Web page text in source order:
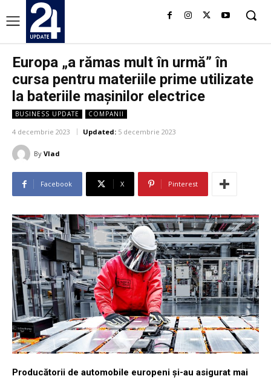
Europa „a rămas mult în urmă” în
cursa pentru materiile prime utilizate
la bateriile mașinilor electrice
BUSINESS UPDATE COMPANII
4 decembrie 2023 Updated: 5 decembrie 2023
By Vlad
Facebook X Pinterest
Producătorii de automobile europeni și-au asigurat mai